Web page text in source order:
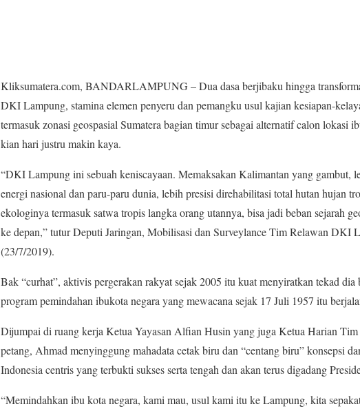
Kliksumatera.com, BANDARLAMPUNG – Dua dasa berjibaku hingga
DKI Lampung, stamina elemen penyeru dan pemangku usul kajian kesiapan-
termasuk zonasi geospasial Sumatera bagian timur sebagai alternatif calon lokasi
kian hari justru makin kaya.
“DKI Lampung ini sebuah keniscayaan. Memaksakan Kalimantan yang gambut,
energi nasional dan paru-paru dunia, lebih presisi direhabilitasi total hutan hujan
ekologinya termasuk satwa tropis langka orang utannya, bisa jadi beban sejarah
ke depan,” tutur Deputi Jaringan, Mobilisasi dan Surveylance Tim Relawan DKI
(23/7/2019).
Bak “curhat”, aktivis pergerakan rakyat sejak 2005 itu kuat menyiratkan tekad
program pemindahan ibukota negara yang mewacana sejak 17 Juli 1957 itu
Dijumpai di ruang kerja Ketua Yayasan Alfian Husin yang juga Ketua Harian
petang, Ahmad menyinggung mahadata cetak biru dan “centang biru” konsepsi
Indonesia centris yang terbukti sukses serta tengah dan akan terus digadang
“Memindahkan ibu kota negara, kami mau, usul kami itu ke Lampung, kita